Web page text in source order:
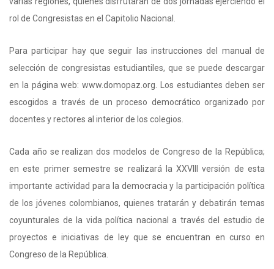
rol de Congresistas en el Capitolio Nacional.
Para participar hay que seguir las instrucciones del manual de
selección de congresistas estudiantiles, que se puede descargar
en la página web: www.domopaz.org. Los estudiantes deben ser
escogidos a través de un proceso democrático organizado por
docentes y rectores al interior de los colegios.
Cada año se realizan dos modelos de Congreso de la República;
en este primer semestre se realizará la XXVIII versión de esta
importante actividad para la democracia y la participación política
de los jóvenes colombianos, quienes tratarán y debatirán temas
coyunturales de la vida política nacional a través del estudio de
proyectos e iniciativas de ley que se encuentran en curso en
Congreso de la República.